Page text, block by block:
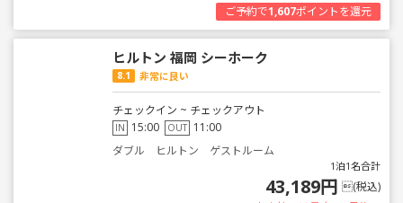
ご予約で1,607ポイントを還元
ヒルトン 福岡 シーホーク
8.1 非常に良い
チェックイン ~ チェックアウト
IN 15:00 OUT 11:00
ダブル ヒルトン ゲストルーム
1泊1名合計
43,189円 (税込)